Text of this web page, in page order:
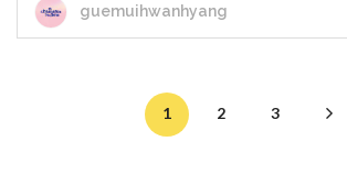
guemuihwanhyang
1 2 3